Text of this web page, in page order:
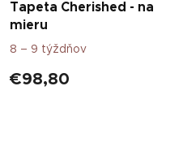
Tapeta Cherished - na
mieru
8 – 9 týždňov
€98,80